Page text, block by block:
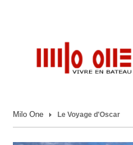
Carnets de Voyage
Milo One Le Voyage d'Oscar